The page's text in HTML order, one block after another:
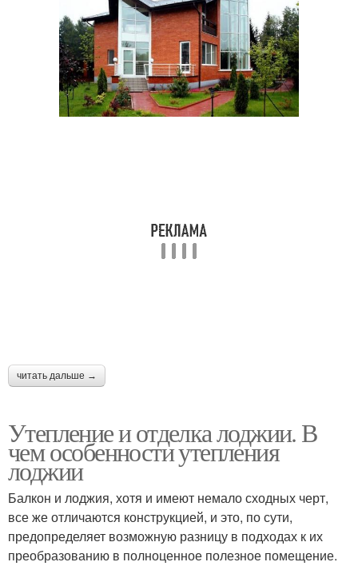
читать дальше →
Утепление и отделка лоджии. В
чем особенности утепления
лоджии
Балкон и лоджия, хотя и имеют немало сходных черт,
все же отличаются конструкцией, и это, по сути,
предопределяет возможную разницу в подходах к их
преобразованию в полноценное полезное помещение.